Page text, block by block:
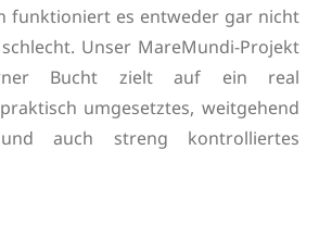
funktioniert es entweder gar nicht
Unser MareMundi-Projekt
Bucht zielt auf ein real
umgesetztes, weitgehend
auch streng kontrolliertes